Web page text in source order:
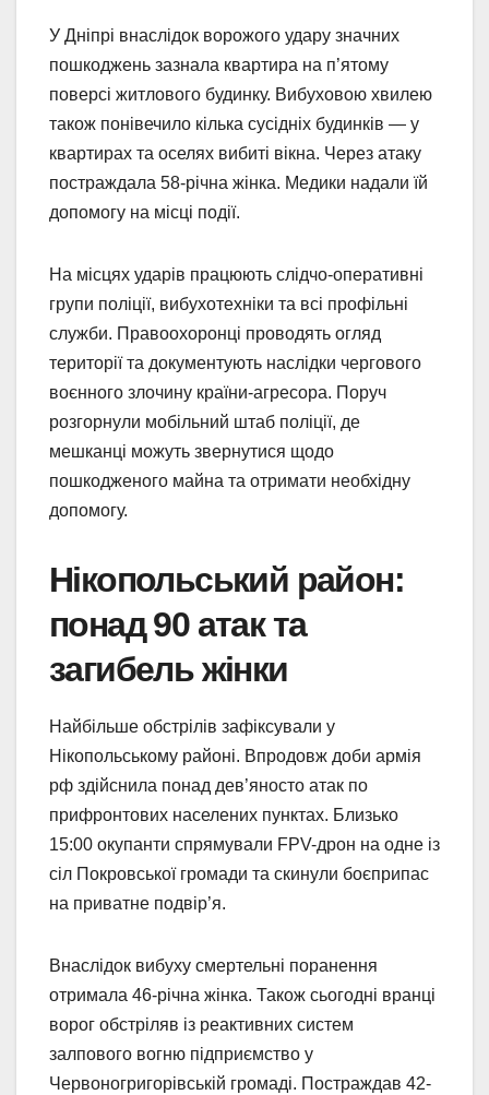
У Дніпрі внаслідок ворожого удару значних
пошкоджень зазнала квартира на п’ятому
поверсі житлового будинку. Вибуховою хвилею
також понівечило кілька сусідніх будинків — у
квартирах та оселях вибиті вікна. Через атаку
постраждала 58-річна жінка. Медики надали їй
допомогу на місці події.
На місцях ударів працюють слідчо-оперативні
групи поліції, вибухотехніки та всі профільні
служби. Правоохоронці проводять огляд
території та документують наслідки чергового
воєнного злочину країни-агресора. Поруч
розгорнули мобільний штаб поліції, де
мешканці можуть звернутися щодо
пошкодженого майна та отримати необхідну
допомогу.
Нікопольський район:
понад 90 атак та
загибель жінки
Найбільше обстрілів зафіксували у
Нікопольському районі. Впродовж доби армія
рф здійснила понад дев’яносто атак по
прифронтових населених пунктах. Близько
15:00 окупанти спрямували FPV-дрон на одне із
сіл Покровської громади та скинули боєприпас
на приватне подвір’я.
Внаслідок вибуху смертельні поранення
отримала 46-річна жінка. Також сьогодні вранці
ворог обстріляв із реактивних систем
залпового вогню підприємство у
Червоногригорівській громаді. Постраждав 42-